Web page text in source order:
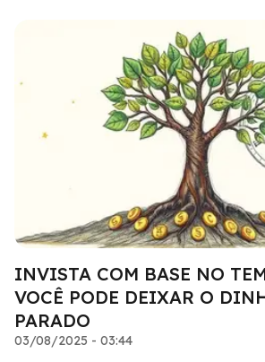
INVISTA COM BASE NO
VOCÊ PODE DEIXAR O
PARADO
03/08/2025 - 03:44